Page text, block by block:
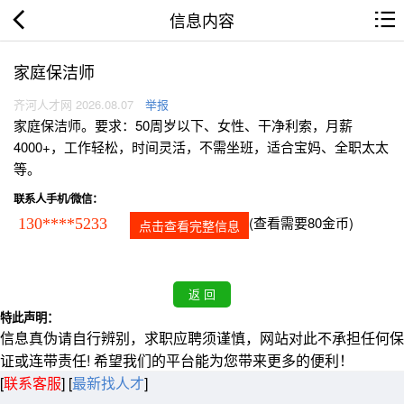
信息内容
家庭保洁师
齐河人才网 2026.08.07 举报
家庭保洁师。要求：50周岁以下、女性、干净利索，月薪
4000+，工作轻松，时间灵活，不需坐班，适合宝妈、全职太太
等。
联系人手机/微信：
130****5233 点击查看完整信息 (查看需要80金币)
特此声明：
信息真伪请自行辨别，求职应聘须谨慎，网站对此不承担任何保
证或连带责任! 希望我们的平台能为您带来更多的便利！
[联系客服] [最新找人才]